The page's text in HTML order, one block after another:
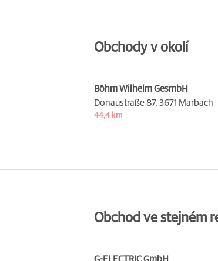
Obchody v okolí
Böhm Wilhelm GesmbH
Donaustraße 87, 3671 Marbach
44,4 km
Obchod ve stejném
G-ELECTRIC GmbH